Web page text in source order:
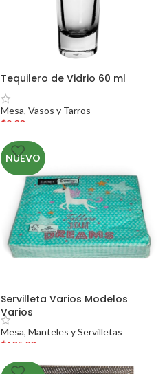
Tequilero de Vidrio 60 ml
Mesa, Vasos y Tarros
$9.00
NUEVO
Servilleta Varios Modelos
Varios
Mesa, Manteles y Servilletas
$105.00